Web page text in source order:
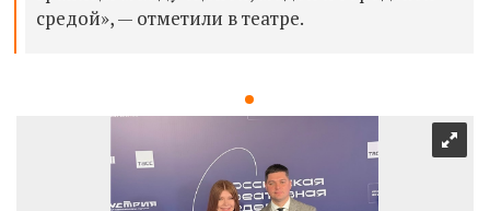
средой», — отметили в театре.